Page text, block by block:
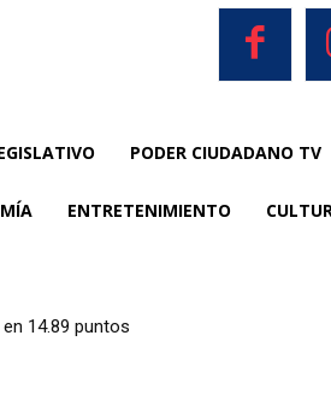
PODER CIUDADANO TV
ENTRETENIMIENTO
14.89 puntos